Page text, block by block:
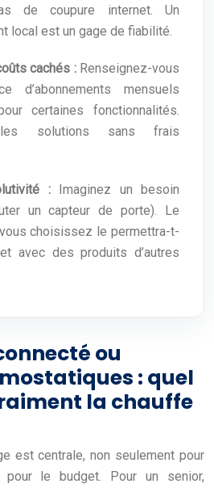
de coupure internet. Un
local est un gage de fiabilité.
cachés :Renseignez-vous
d’abonnements mensuels
certaines fonctionnalités.
les solutions sans frais
:Imaginez un besoin
un capteur de porte). Le
choisissez le permettra-t-
avec des produits d’autres
ou
: quel
la chauffe
est centrale, non seulement pour
le budget. Pour un senior,